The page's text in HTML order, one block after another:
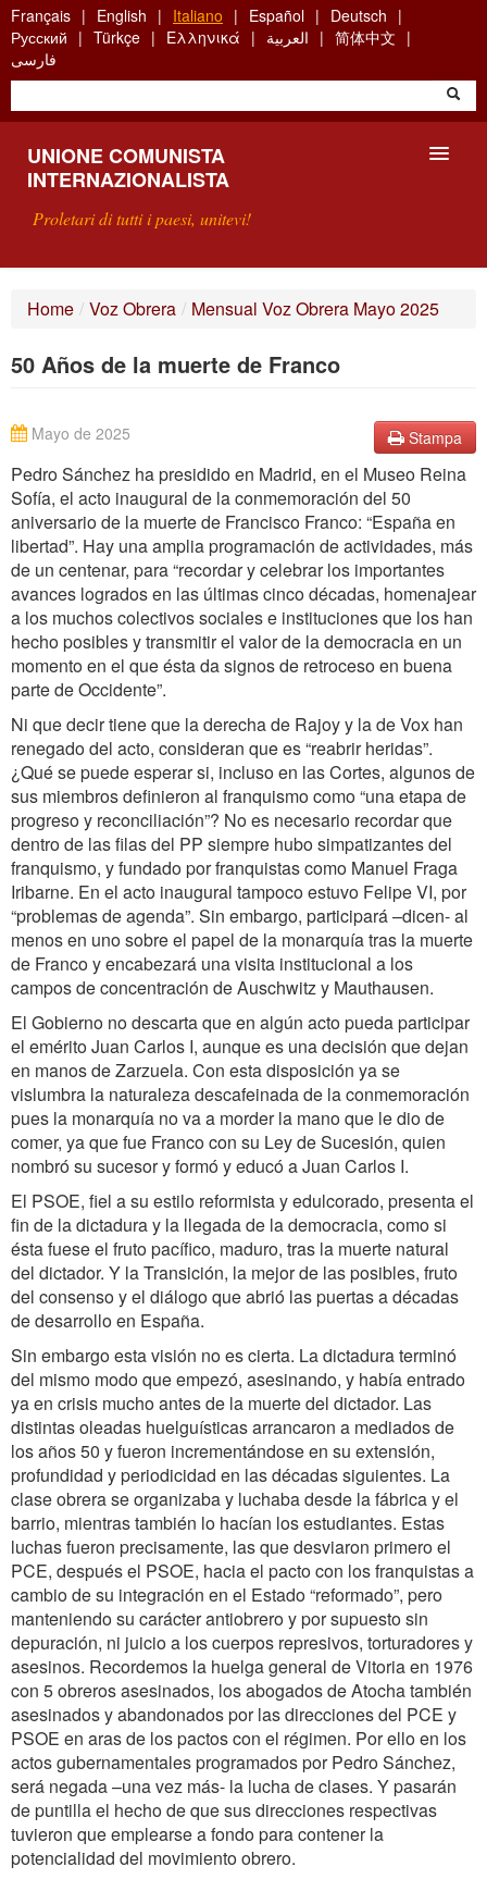
Skip
to
main
content
Français English Italiano Español
Deutsch
Русский
Türkçe Ελληνικά العربية
简体中文
فارسی
UNIONE COMUNISTA
INTERNAZIONALISTA
Proletari di tutti i paesi, unitevi!
SCRIVETECI
Home / Voz Obrera / Mensual Voz Obrera Mayo 2025
50 Años de la muerte de Franco
Stampa
Mayo de 2025
Pedro Sánchez ha presidido en Madrid, en el Museo Reina
Sofía, el acto inaugural de la conmemoración del 50
aniversario de la muerte de Francisco Franco: “España en
libertad”. Hay una amplia programación de actividades, más
de un centenar, para “recordar y celebrar los importantes
avances logrados en las últimas cinco décadas, homenajear
a los muchos colectivos sociales e instituciones que los han
hecho posibles y transmitir el valor de la democracia en un
momento en el que ésta da signos de retroceso en buena
parte de Occidente”.
Ni que decir tiene que la derecha de Rajoy y la de Vox han
renegado del acto, consideran que es “reabrir heridas”.
¿Qué se puede esperar si, incluso en las Cortes, algunos de
sus miembros definieron al franquismo como “una etapa de
progreso y reconciliación”? No es necesario recordar que
dentro de las filas del PP siempre hubo simpatizantes del
franquismo, y fundado por franquistas como Manuel Fraga
Iribarne. En el acto inaugural tampoco estuvo Felipe VI, por
“problemas de agenda”. Sin embargo, participará –dicen- al
menos en uno sobre el papel de la monarquía tras la muerte
de Franco y encabezará una visita institucional a los
campos de concentración de Auschwitz y Mauthausen.
El Gobierno no descarta que en algún acto pueda participar
el emérito Juan Carlos I, aunque es una decisión que dejan
en manos de Zarzuela. Con esta disposición ya se
vislumbra la naturaleza descafeinada de la conmemoración
pues la monarquía no va a morder la mano que le dio de
comer, ya que fue Franco con su Ley de Sucesión, quien
nombró su sucesor y formó y educó a Juan Carlos I.
El PSOE, fiel a su estilo reformista y edulcorado, presenta el
fin de la dictadura y la llegada de la democracia, como si
ésta fuese el fruto pacífico, maduro, tras la muerte natural
del dictador. Y la Transición, la mejor de las posibles, fruto
del consenso y el diálogo que abrió las puertas a décadas
de desarrollo en España.
Sin embargo esta visión no es cierta. La dictadura terminó
del mismo modo que empezó, asesinando, y había entrado
ya en crisis mucho antes de la muerte del dictador. Las
distintas oleadas huelguísticas arrancaron a mediados de
los años 50 y fueron incrementándose en su extensión,
profundidad y periodicidad en las décadas siguientes. La
clase obrera se organizaba y luchaba desde la fábrica y el
barrio, mientras también lo hacían los estudiantes. Estas
luchas fueron precisamente, las que desviaron primero el
PCE, después el PSOE, hacia el pacto con los franquistas a
cambio de su integración en el Estado “reformado”, pero
manteniendo su carácter antiobrero y por supuesto sin
depuración, ni juicio a los cuerpos represivos, torturadores y
asesinos. Recordemos la huelga general de Vitoria en 1976
con 5 obreros asesinados, los abogados de Atocha también
asesinados y abandonados por las direcciones del PCE y
PSOE en aras de los pactos con el régimen. Por ello en los
actos gubernamentales programados por Pedro Sánchez,
será negada –una vez más- la lucha de clases. Y pasarán
de puntilla el hecho de que sus direcciones respectivas
tuvieron que emplearse a fondo para contener la
potencialidad del movimiento obrero.